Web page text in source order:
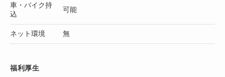
車・バイク持
込
可能
ネット環境 無
福利厚生